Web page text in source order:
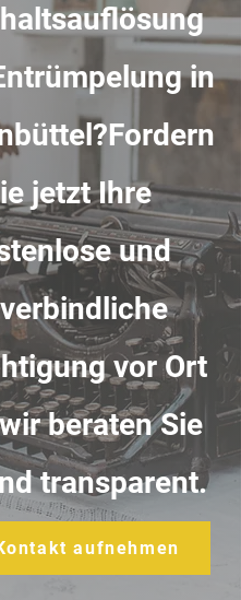
in
jetzt Ihre
und
vor Ort
beraten Sie
transparent.
aufnehmen